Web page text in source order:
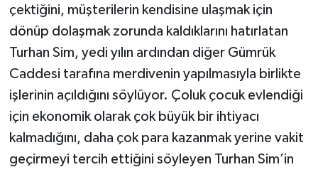
çektiğini, müşterilerin kendisine ulaşmak için
dönüp dolaşmak zorunda kaldıklarını hatırlatan
Turhan Sim, yedi yılın ardından diğer Gümrük
Caddesi tarafına merdivenin yapılmasıyla birlikte
işlerinin açıldığını söylüyor. Çoluk çocuk evlendiği
için ekonomik olarak çok büyük bir ihtiyacı
kalmadığını, daha çok para kazanmak yerine vakit
geçirmeyi tercih ettiğini söyleyen Turhan Sim’in